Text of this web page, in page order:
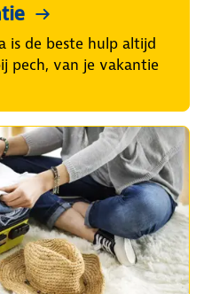
is de beste hulp altijd
pech, van je vakantie